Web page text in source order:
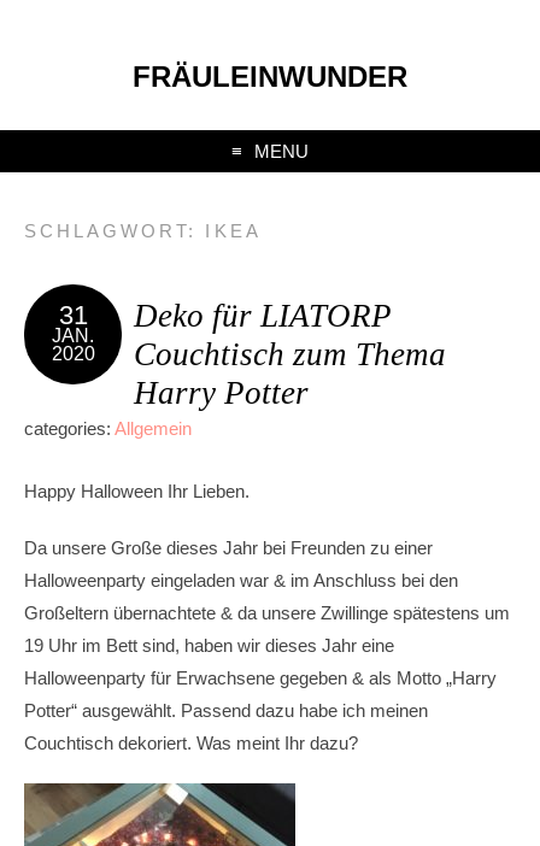
FRÄULEINWUNDER
MENU
SCHLAGWORT: IKEA
31
JAN.
2020
Deko für LIATORP
Couchtisch zum Thema
Harry Potter
categories: Allgemein
Happy Halloween Ihr Lieben.
Da unsere Große dieses Jahr bei Freunden zu einer
Halloweenparty eingeladen war & im Anschluss bei den
Großeltern übernachtete & da unsere Zwillinge spätestens um
19 Uhr im Bett sind, haben wir dieses Jahr eine
Halloweenparty für Erwachsene gegeben & als Motto „Harry
Potter“ ausgewählt. Passend dazu habe ich meinen
Couchtisch dekoriert. Was meint Ihr dazu?